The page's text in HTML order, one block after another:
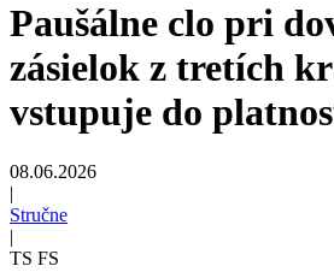
Paušálne clo pri
zásielok z tretích
vstupuje do
08.06.2026
|
Stručne
|
TS FS